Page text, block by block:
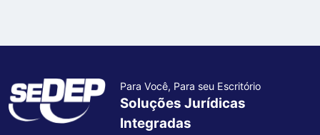
Para Você, Para seu Escritório
Soluções Jurídicas
Integradas